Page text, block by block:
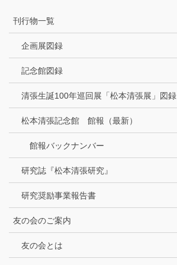
刊行物一覧
企画展図録
記念館図録
清張生誕100年巡回展「松本清張展」図録
松本清張記念館 館報（最新）
館報バックナンバー
研究誌『松本清張研究』
研究奨励事業報告書
友の会のご案内
友の会とは